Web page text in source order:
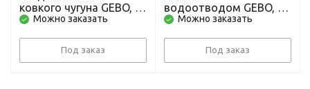
ковкого чугуна GEBO, 1
дюйм, ц/ц
Можно заказать
Под заказ
водоотводом GEBO, 1
дюйм x внутренняя
PN16, до 110 °C
Можно заказать
Под заказ